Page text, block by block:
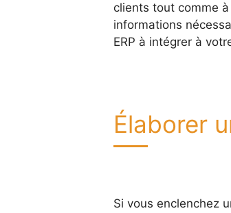
clients tout comme
informations
ERP à intégrer à
Élaborer
Si vous enclenchez